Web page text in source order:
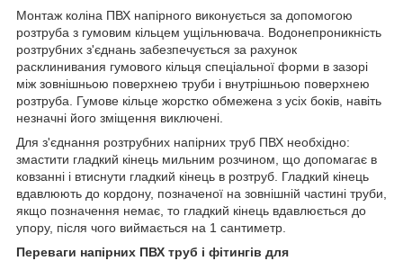
Монтаж коліна ПВХ напірного виконується за допомогою
розтруба з гумовим кільцем ущільнювача. Водонепроникність
розтрубних з'єднань забезпечується за рахунок
расклинивания гумового кільця спеціальної форми в зазорі
між зовнішньою поверхнею труби і внутрішньою поверхнею
розтруба. Гумове кільце жорстко обмежена з усіх боків, навіть
незначні його зміщення виключені.
Для з'єднання розтрубних напірних труб ПВХ необхідно:
змастити гладкий кінець мильним розчином, що допомагає в
ковзанні і втиснути гладкий кінець в розтруб. Гладкий кінець
вдавлюють до кордону, позначеної на зовнішній частині труби,
якщо позначення немає, то гладкий кінець вдавлюється до
упору, після чого виймається на 1 сантиметр.
Переваги напірних ПВХ труб і фітингів для